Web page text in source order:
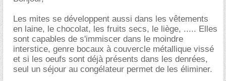
Les mites se développent aussi dans les vêtements
en laine, le chocolat, les fruits secs, le liège, ..... Elles
sont capables de s'immiscer dans le moindre
interstice, genre bocaux à couvercle métallique vissé
et si les oeufs sont déjà présents dans les denrées,
seul un séjour au congélateur permet de les éliminer.